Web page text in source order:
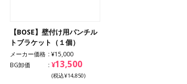
【BOSE】壁付け用パンチル
トブラケット（１個）
メーカー価格
¥15,000
BG卸価
¥13,500
(税込¥14,850)